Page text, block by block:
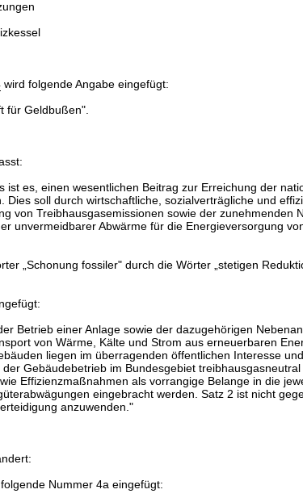
wird folgende Angabe eingefügt:
für Geldbußen".
ist es, einen wesentlichen Beitrag zur Erreichung der
Dies soll durch wirtschaftliche, sozialverträgliche und
von Treibhausgasemissionen sowie der zunehmenden
unvermeidbarer Abwärme für die Energieversorgung
„Schonung fossiler" durch die Wörter „stetigen
Betrieb einer Anlage sowie der dazugehörigen
von Wärme, Kälte und Strom aus erneuerbaren
liegen im überragenden öffentlichen Interesse
Gebäudebetrieb im Bundesgebiet
Effizienzmaßnahmen als vorrangige Belange in die
eingebracht werden. Satz 2 ist nicht
anzuwenden."
Nummer 4a eingefügt: